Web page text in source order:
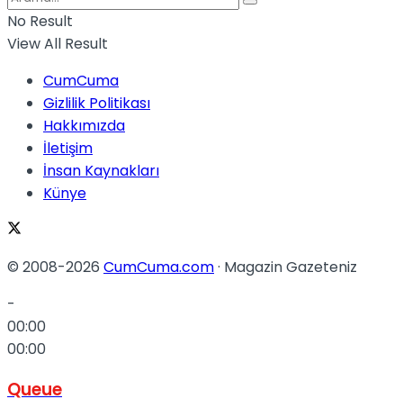
No Result
View All Result
CumCuma
Gizlilik Politikası
Hakkımızda
İletişim
İnsan Kaynakları
Künye
© 2008-2026 CumCuma.com· Magazin Gazeteniz
-
00:00
00:00
Queue